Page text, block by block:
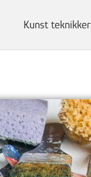
Kunst teknikker